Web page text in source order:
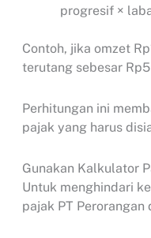
progresif ×
Contoh, jika omzet
terutang sebesar
Perhitungan ini
pajak yang harus
Gunakan Kalkulator
Untuk menghindari
pajak PT Perorangan